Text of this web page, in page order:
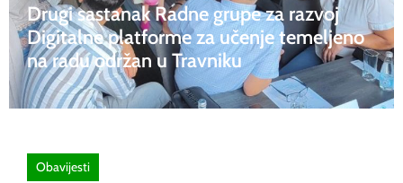
Drugi sastanak Radne grupe za razvoj
Digitalne platforme za učenje temeljeno
na radu održan u Travniku
Obavijesti